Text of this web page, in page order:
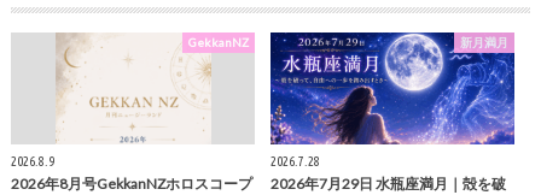
GekkanNZ
2026.8.9
2026年8月号GekkanNZホロスコープ
新月満月
2026.7.28
2026年7月29日 水瓶座満月｜殻を破